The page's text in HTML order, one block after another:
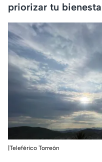
priorizar tu
|Teleférico Torreón